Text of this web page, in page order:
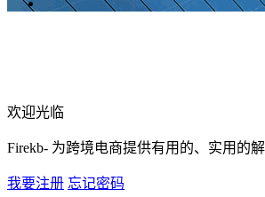
欢迎光临
Firekb- 为跨境电商提供有用的、实用的解
我要注册 忘记密码